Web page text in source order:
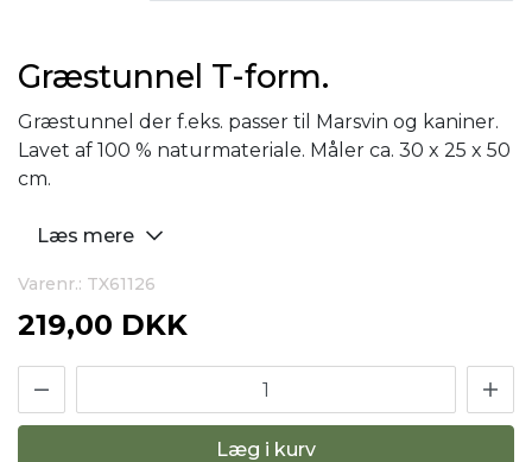
Græstunnel T-form.
Græstunnel der f.eks. passer til Marsvin og kaniner.
Lavet af 100 % naturmateriale. Måler ca. 30 x 25 x 50
cm.
Læs mere
Varenr.: TX61126
219,00 DKK
Læg i kurv